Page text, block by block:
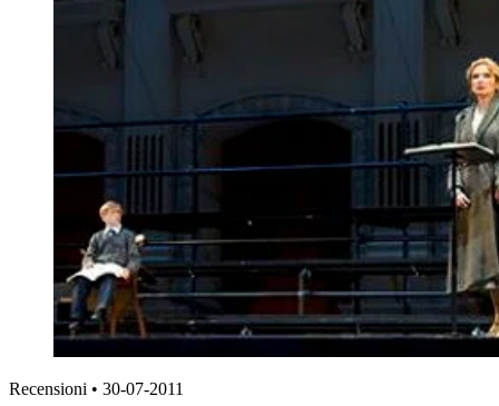
Recensioni • 30-07-2011